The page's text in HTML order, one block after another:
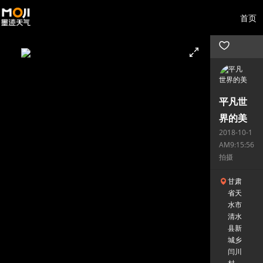
首页
平凡世
界的美
2018-10-1
AM9:15:56
拍摄
甘肃
省天
水市
清水
县新
城乡
闫川